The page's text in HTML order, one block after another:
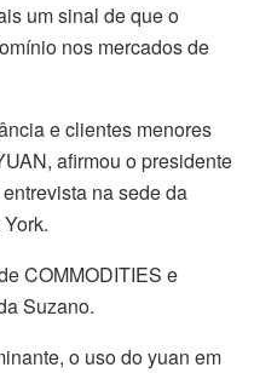
um sinal de que o
nos mercados de
e clientes menores
afirmou o presidente
na sede da
COMMODITIES e
Suzano.
o uso do yuan em